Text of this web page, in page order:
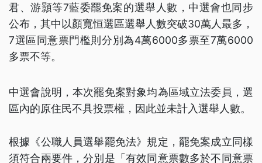
君、游顥等7藍委罷免案的選舉人數，中選會也同步
公布，其中以顏寬恒選區選舉人數突破30萬人最多，
7選區同意票門檻則分別為4萬6000多票至7萬6000
多票不等。
中選會說明，本次罷免案對象均為區域立法委員，選
區內的原住民不具投票權，因此並未計入選舉人數。
根據《公職人員選舉罷免法》規定，罷免案成立同樣
須符合兩要件，分別是「有效同意票數多於不同意票